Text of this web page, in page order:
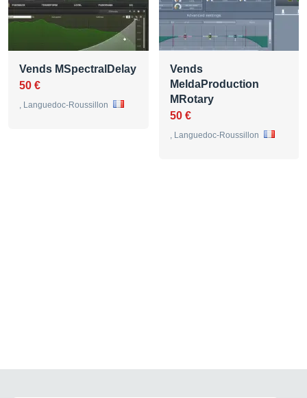
Vends MSpectralDelay
50 €
, Languedoc-Roussillon
Vends
MeldaProduction
MRotary
50 €
, Languedoc-Roussillon